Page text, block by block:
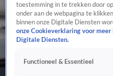
toestemming in te trekken door
onder aan de webpagina te
binnen onze Digitale Diensten
onze Cookieverklaring voor
Digitale Diensten.
Functioneel & Essentieel